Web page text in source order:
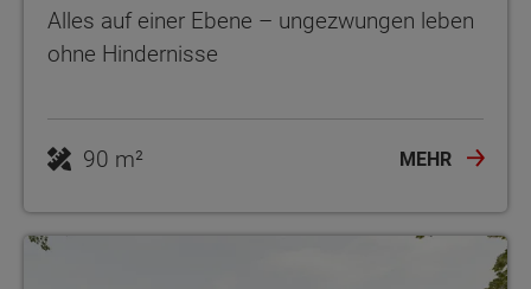
Alles auf einer Ebene – ungezwungen leben
ohne Hindernisse
90 m² MEHR